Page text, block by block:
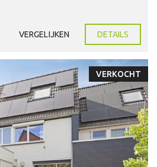
VERGELIJKEN DETAILS
VERKOCHT